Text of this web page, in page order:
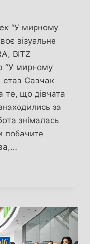
“У мирному
візуальне
BITZ
“У мирному
став Савчак
те, що дівчата
за
знімалась
побачите